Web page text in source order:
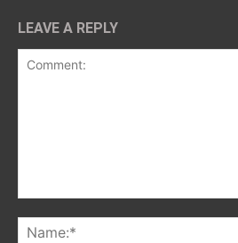
LEAVE A REPLY